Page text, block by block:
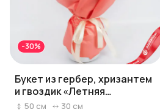
-30%
Букет из гербер, хризантем
и гвоздик «Летняя
серенада»
50 см 30 см